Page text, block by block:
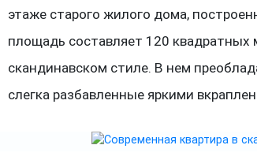
этаже старого жилого дома,
площадь составляет 120 квадратных
скандинавском стиле. В нем
слегка разбавленные яркими